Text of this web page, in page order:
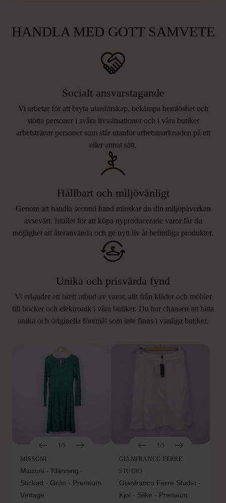
HANDLA MED GOTT SAMVETE
Socialt ansvarstagande
Vi arbetar för att bryta utanförskap, bekämpa hemlöshet och
stötta personer i svåra livssituationer och i våra butiker
arbetstränar personer som står utanför arbetsmarknaden på ett
eller annat sätt.
Hållbart och miljövänligt
Genom att handla second hand minskar du din miljöpåverkan
avsevärt. Istället för att köpa nyproducerade varor får du
möjlighet att återanvända och ge nytt liv åt befintliga produkter.
Unika och prisvärda fynd
Vi erbjuder ett brett utbud av varor, allt från kläder och möbler
till böcker och elektronik i våra butiker. Du har chansen att hitta
unika och originella föremål som inte finns i vanliga butiker.
LIKNANDE PRODUKTER
Hitta produkter som påminner om denna
1/5
MISSONI
Missoni - Klänning -
Stickad - Grön - Premium
Vintage
1/5
GIANFRANCO FERRE
STUDIO
Gianfranco Ferre Studio -
Kjol - Silke - Premium